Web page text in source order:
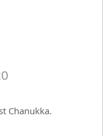
Chanukka.